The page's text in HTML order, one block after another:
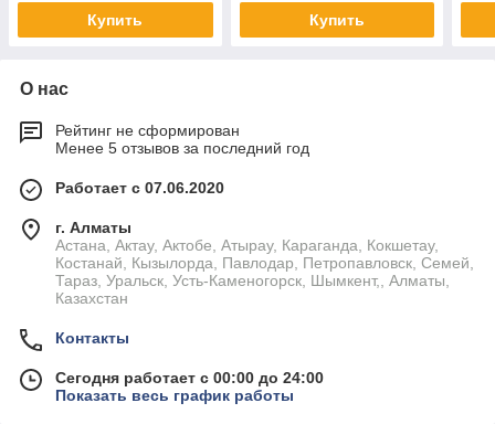
Купить Купить
О нас
Рейтинг не сформирован
Менее 5 отзывов за последний год
Работает с 07.06.2020
г. Алматы
Астана, Актау, Актобе, Атырау, Караганда, Кокшетау,
Костанай, Кызылорда, Павлодар, Петропавловск, Семей,
Тараз, Уральск, Усть-Каменогорск, Шымкент,, Алматы,
Казахстан
Контакты
Сегодня работает с 00:00 до 24:00
Показать весь график работы